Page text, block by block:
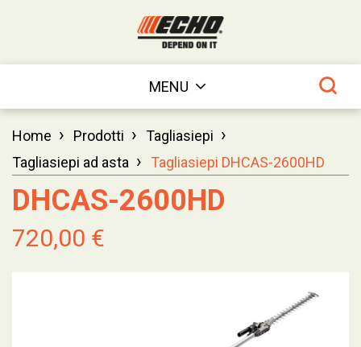
MENU
Home › Prodotti › Tagliasiepi ›
Tagliasiepi ad asta › Tagliasiepi DHCAS-2600HD
DHCAS-2600HD
720,00 €